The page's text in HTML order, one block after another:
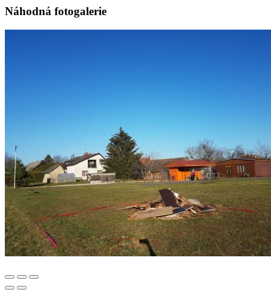
Náhodná fotogalerie